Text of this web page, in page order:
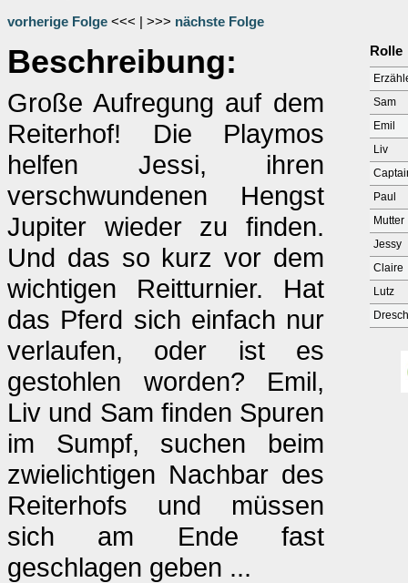
vorherige Folge <<< | >>> nächste Folge
Beschreibung:
Große Aufregung auf dem
Reiterhof! Die Playmos
helfen Jessi, ihren
verschwundenen Hengst
Jupiter wieder zu finden.
Und das so kurz vor dem
wichtigen Reitturnier. Hat
das Pferd sich einfach nur
verlaufen, oder ist es
gestohlen worden? Emil,
Liv und Sam finden Spuren
im Sumpf, suchen beim
zwielichtigen Nachbar des
Reiterhofs und müssen
sich am Ende fast
geschlagen geben ...
Rolle
Sam
Emil
Liv
Paul
Mutter
Jessy
Claire
Lutz